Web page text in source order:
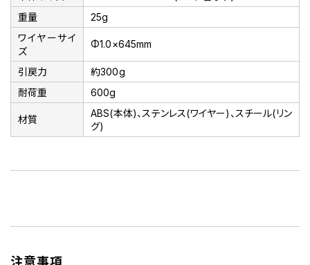
重量
25g
ワイヤーサイ
ズ
Φ1.0×645mm
引戻力
約300g
耐荷重
600g
材質
ABS(本体)、ステンレス(ワイヤー)、スチール(リン
グ)
注意事項